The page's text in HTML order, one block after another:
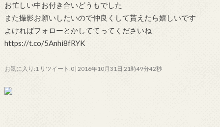
お忙しい中お付き合いどうもでした
また撮影お願いしたいので仲良くして貰えたら嬉しいです
よければフォローとかしててってくださいね
https://t.co/5Anhi8fRYK
お気に入り:1 リツイート:0 | 2016年10月31日 21時49分42秒